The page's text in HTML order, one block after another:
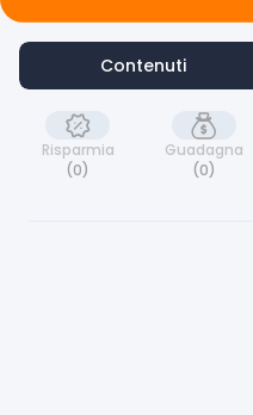
Contenuti
Risparmia
(0)
Guadagna
(0)